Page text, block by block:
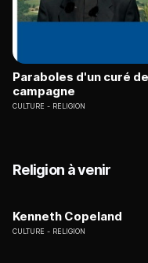
Paraboles d'un curé de
campagne
CULTURE RELIGION
Religion à venir
Kenneth Copeland
CULTURE RELIGION